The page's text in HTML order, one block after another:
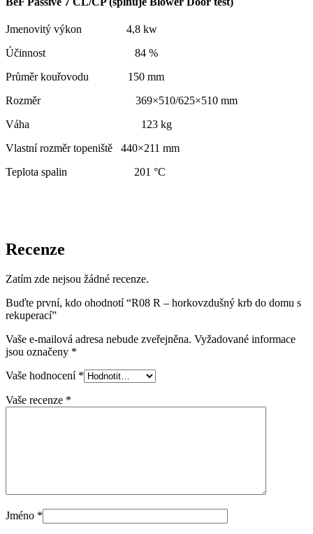
Jmenovitý výkon 4,8 kw
Účinnost 84 %
Průměr kouřovodu 150 mm
Rozměr 369×510/625×510 mm
Váha 123 kg
Vlastní rozměr topeniště 440×211 mm
Teplota spalin 201 °C
Recenze
Zatím zde nejsou žádné recenze.
Buďte první, kdo ohodnotí “R08 R – horkovzdušný krb do domu s
rekuperací”
Vaše e-mailová adresa nebude zveřejněna. Vyžadované informace
jsou označeny *
Vaše hodnocení *
Vaše recenze *
Jméno *